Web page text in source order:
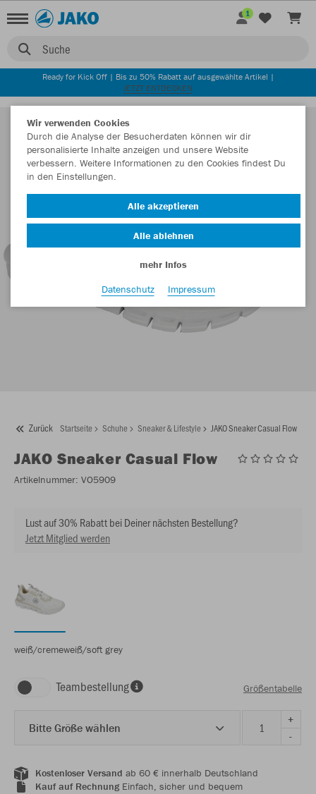
Suche
1
Ready for Kick Off | Bis zu 50% Rabatt auf ausgewählte Artikel |
JETZT ENTDECKEN
Zurück Startseite Schuhe Sneaker & Lifestyle JAKO Sneaker Casual Flow
JAKO Sneaker Casual Flow
Artikelnummer: VO5909
Lust auf 30% Rabatt bei Deiner nächsten Bestellung?
Jetzt Mitglied werden
weiß/cremeweiß/soft grey
Teambestellung Größentabelle
Bitte Größe wählen
+
-
Kostenloser Versand ab 60 € innerhalb Deutschland
Kauf auf RechnungEinfach, sicher und bequem
Wir verwenden Cookies
Durch die Analyse der Besucherdaten können wir dir
personalisierte Inhalte anzeigen und unsere Website
verbessern. Weitere Informationen zu den Cookies findest Du
in den Einstellungen.
Alle akzeptieren
Alle ablehnen
mehr Infos
Datenschutz
Impressum